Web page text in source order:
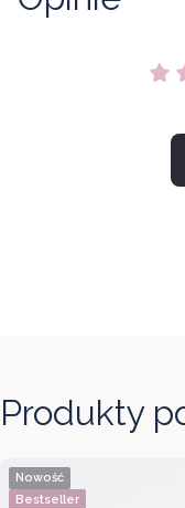
Produkty
Bestseller
Nowość